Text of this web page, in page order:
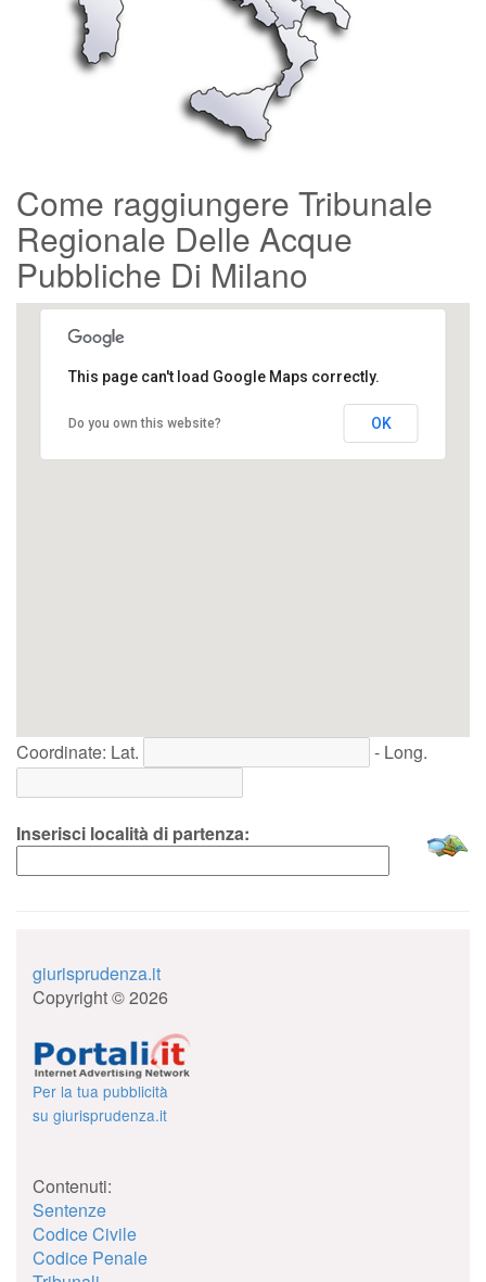
Come raggiungere Tribunale
Regionale Delle Acque
Pubbliche Di Milano
This page can't load Google Maps correctly.
Do you own this website? OK
Coordinate: Lat. - Long.
Inserisci località di partenza:
giurisprudenza.it
Copyright © 2026
Per la tua pubblicità
su giurisprudenza.it
Contenuti:
Sentenze
Codice Civile
Codice Penale